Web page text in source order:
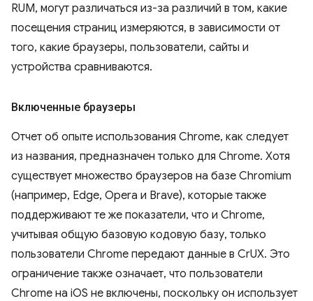
RUM, могут различаться из-за различий в том, какие
посещения страниц измеряются, в зависимости от
того, какие браузеры, пользователи, сайты и
устройства сравниваются.
Включенные браузеры
Отчет об опыте использования Chrome, как следует
из названия, предназначен только для Chrome. Хотя
существует множество браузеров на базе Chromium
(например, Edge, Opera и Brave), которые также
поддерживают те же показатели, что и Chrome,
учитывая общую базовую кодовую базу, только
пользователи Chrome передают данные в CrUX. Это
ограничение также означает, что пользователи
Chrome на iOS не включены, поскольку он использует